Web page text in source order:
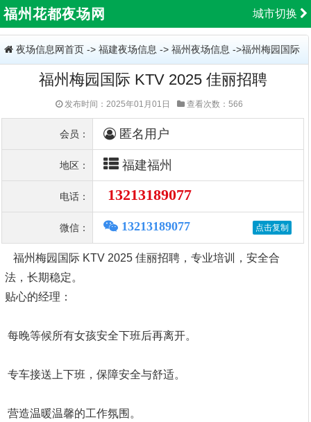
城市切换
福州花都夜场网
夜场信息网首页 -> 福建夜场信息 -> 福州夜场信息 ->福州梅园国际
KTV 2025 佳丽招聘
福州梅园国际 KTV 2025 佳丽招聘
发布时间：2025年01月01日 查看次数：566
会员： 匿名用户
地区： 福建福州
电话： 13213189077
微信： 13213189077
福州梅园国际 KTV 2025 佳丽招聘，专业培训，安全合
法，长期稳定。
贴心的经理：
每晚等候所有女孩安全下班后再离开。
专车接送上下班，保障安全与舒适。
营造温暖温馨的工作氛围。